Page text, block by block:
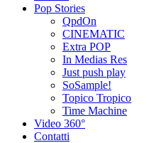
Pop Stories
QpdOn
CINEMATIC
Extra POP
In Medias Res
Just push play
SoSample!
Topico Tropico
Time Machine
Video 360°
Contatti